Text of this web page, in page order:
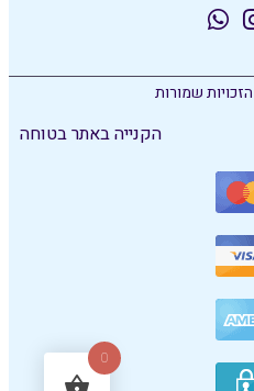
הקנייה באתר בטוחה
0